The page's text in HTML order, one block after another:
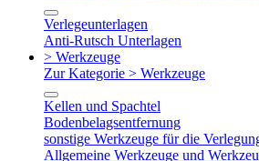
Verlegeunterlagen
Anti-Rutsch Unterlagen
> Werkzeuge
Zur Kategorie > Werkzeuge
Kellen und Spachtel
Bodenbelagsentfernung
sonstige Werkzeuge für die
Allgemeine Werkzeuge und